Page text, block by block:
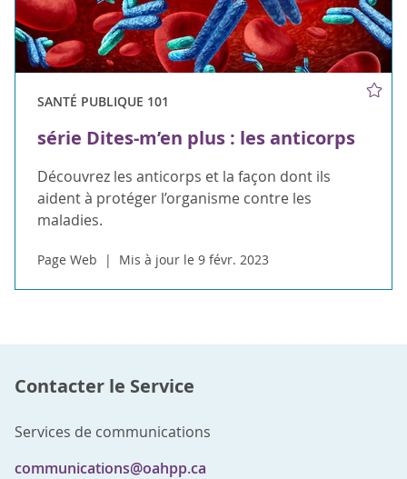
SANTÉ PUBLIQUE 101
série Dites-m’en plus : les anticorps
Découvrez les anticorps et la façon dont ils
aident à protéger l’organisme contre les
maladies.
Page Web Mis à jour le 9 févr. 2023
Contacter le Service
Services de communications
communications@oahpp.ca